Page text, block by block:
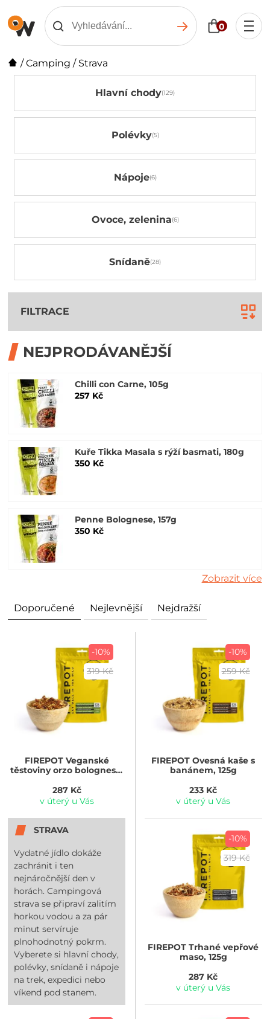
0
/Camping / Strava
Hlavní chody
Polévky
Nápoje
Ovoce, zelenina
Snídaně
FILTRACE
NEJPRODÁVANĚJŠÍ
Chilli con Carne, 105g
257 Kč
Kuře Tikka Masala s rýží basmati, 180g
350 Kč
Penne Bolognese, 157g
350 Kč
Zobrazit více
Doporučené Nejlevnější Nejdražší
-10%
319 Kč
FIREPOTVeganské
těstoviny orzo bolognese,
287 Kč
v úterý u Vás
-10%
259 Kč
FIREPOT Ovesná kaše s
banánem, 125g
233 Kč
v úterý u Vás
STRAVA
Vydatné jídlo dokáže
zachránit i ten
nejnáročnější den v
horách. Campingová
strava se připraví zalitím
horkou vodou a za pár
minut servíruje
plnohodnotný pokrm.
Vyberete si hlavní chody,
polévky, snídaně i nápoje
na trek, expedici nebo
víkend pod stanem.
-10%
319 Kč
FIREPOT Trhané vepřové
maso, 125g
287 Kč
v úterý u Vás